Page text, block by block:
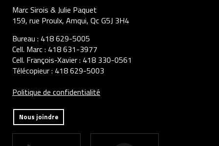
Marc Sirois & Julie Paquet
159, rue Proulx, Amqui, Qc G5J 3H4
Bureau : 418 629-5005
Cell. Marc : 418 631-3977
Cell. François-Xavier : 418 330-0561
Télécopieur : 418 629-5003
Politique de confidentialité
Nous joindre